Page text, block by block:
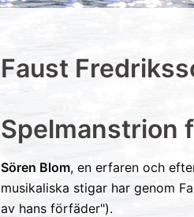
Faust
Spelmanstrion
Sören Blom, en erfaren och
musikaliska stigar har genom
av hans förfäder").